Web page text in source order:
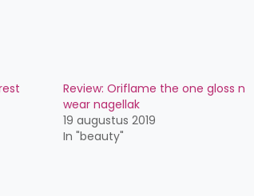
Review: Oriflame the one gloss n
wear nagellak
19 augustus 2019
In "beauty"